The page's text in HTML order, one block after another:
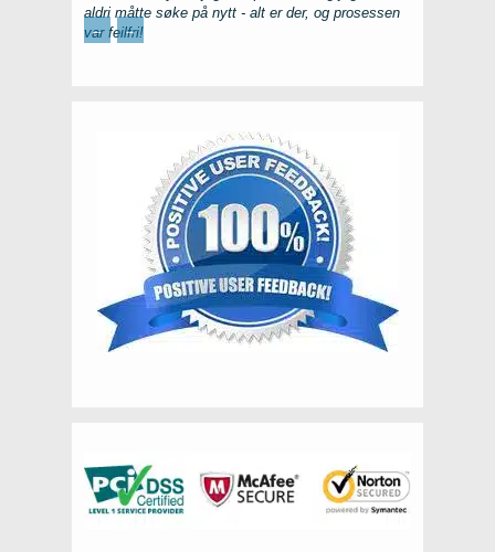
aldri måtte søke på nytt - alt er der, og prosessen
var feilfri!
← →